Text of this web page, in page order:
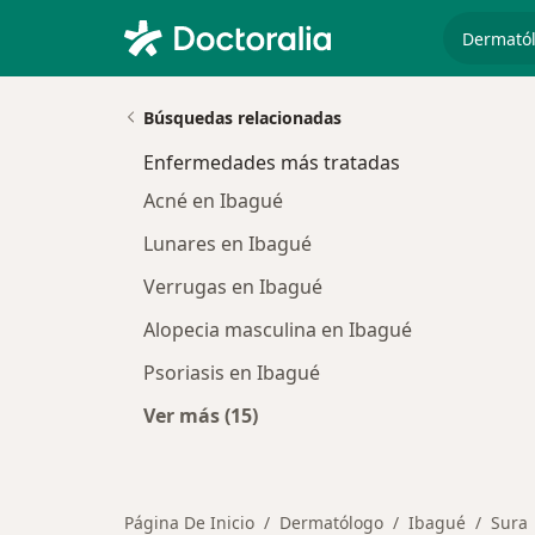
Búsquedas relacionadas
Enfermedades más tratadas
Acné en Ibagué
Lunares en Ibagué
Verrugas en Ibagué
Alopecia masculina en Ibagué
Psoriasis en Ibagué
Ver más (15)
Página De Inicio Dermatólogo Ibagué Sura